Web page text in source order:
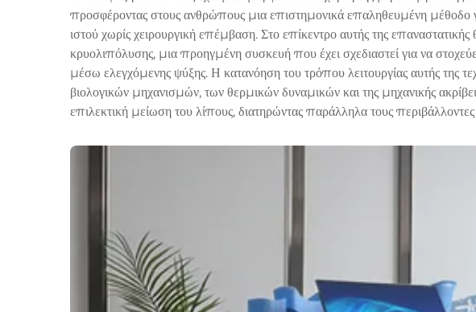
προσφέροντας στους ανθρώπους μια επιστημονικά επαληθευμένη μέθοδο
ιστού χωρίς χειρουργική επέμβαση. Στο επίκεντρο αυτής της
κρυολιπόλυσης, μια προηγμένη συσκευή που έχει σχεδιαστεί για να
μέσω ελεγχόμενης ψύξης. Η κατανόηση του τρόπου λειτουργίας αυτής της
βιολογικών μηχανισμών, των θερμικών δυναμικών και της μηχανικής
επιλεκτική μείωση του λίπους, διατηρώντας παράλληλα τους περιβάλλοντες